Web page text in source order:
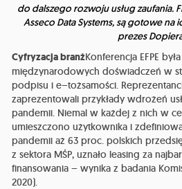
do dalszego rozwoju usług zaufania.
Asseco Data Systems, są gotowe na
prezes
Cyfryzacja branżKonferencja EFPE
międzynarodowych doświadczeń w
podpisu i e–tożsamości.
zaprezentowali przykłady wdrożeń
pandemii. Niemal w każdej z nich w
umieszczono użytkownika i
pandemii aż 63 proc. polskich
z sektora MŚP, uznało leasing za
finansowania – wynika z badania
2020).